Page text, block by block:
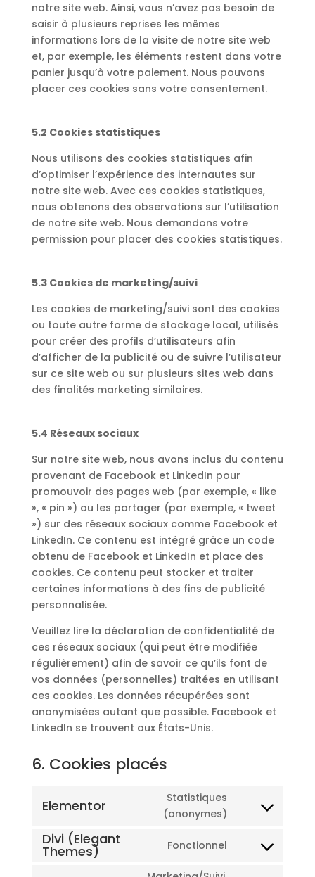
notre site web. Ainsi, vous n’avez pas besoin de
saisir à plusieurs reprises les mêmes
informations lors de la visite de notre site web
et, par exemple, les éléments restent dans votre
panier jusqu’à votre paiement. Nous pouvons
placer ces cookies sans votre consentement.
5.2 Cookies statistiques
Nous utilisons des cookies statistiques afin
d’optimiser l’expérience des internautes sur
notre site web. Avec ces cookies statistiques,
nous obtenons des observations sur l’utilisation
de notre site web. Nous demandons votre
permission pour placer des cookies statistiques.
5.3 Cookies de marketing/suivi
Les cookies de marketing/suivi sont des cookies
ou toute autre forme de stockage local, utilisés
pour créer des profils d’utilisateurs afin
d’afficher de la publicité ou de suivre l’utilisateur
sur ce site web ou sur plusieurs sites web dans
des finalités marketing similaires.
5.4 Réseaux sociaux
Sur notre site web, nous avons inclus du contenu
provenant de Facebook et LinkedIn pour
promouvoir des pages web (par exemple, « like
», « pin ») ou les partager (par exemple, « tweet
») sur des réseaux sociaux comme Facebook et
LinkedIn. Ce contenu est intégré grâce un code
obtenu de Facebook et LinkedIn et place des
cookies. Ce contenu peut stocker et traiter
certaines informations à des fins de publicité
personnalisée.
Veuillez lire la déclaration de confidentialité de
ces réseaux sociaux (qui peut être modifiée
régulièrement) afin de savoir ce qu’ils font de
vos données (personnelles) traitées en utilisant
ces cookies. Les données récupérées sont
anonymisées autant que possible. Facebook et
LinkedIn se trouvent aux États-Unis.
6. Cookies placés
Elementor
Statistiques
(anonymes)
Consent
service
Divi (Elegant
Themes) Fonctionnel
Consent